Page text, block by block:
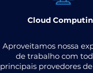
Aproveitamos nossa
de trabalho com
principais provedores
Cloud